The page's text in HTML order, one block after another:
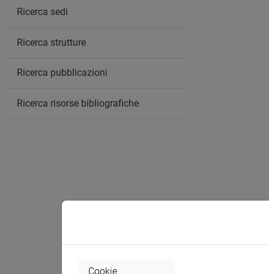
Ricerca sedi
Ricerca strutture
Ricerca pubblicazioni
Ricerca risorse bibliografiche
Cookie